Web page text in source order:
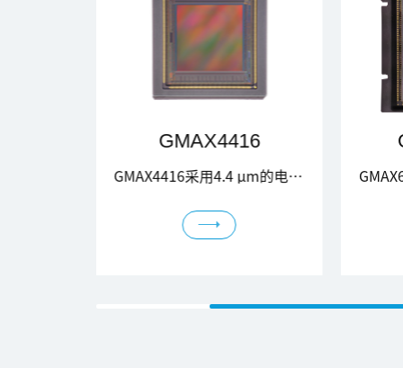
GMAX64104
GMAX64104采用6.4 μm 的全局快门像素设计，像素分辨率为10240 x 10240，65.536 mm x 65.536 mm 的超大感光面积，可满足航空成像、天文观测等大视场、高精度的应用需求。该产品同时具备低噪声、高灵敏度、高动态范围等优异特性，也可广泛应用于显微成像、生命科学等前沿领域。GMAX64104同时兼容卷帘快门和全局快门。在全局快门下， 芯片支持低噪声CDS以及高满阱DDS两种工作模式。GMAX64104采用327 pins PGA陶瓷封装，封装尺寸为93 mm x 87 mm，同时其封装背部留有较大空白空间，以方便相机进行散热设计。